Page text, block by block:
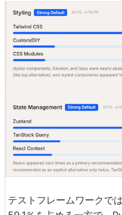
テストフレームワークで